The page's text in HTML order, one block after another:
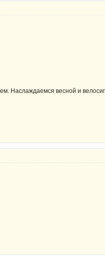
Наслаждаемся весной и